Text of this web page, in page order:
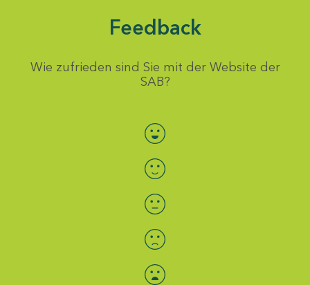
Feedback
Wie zufrieden sind Sie mit der Website der
SAB?
Bewertung auswählen